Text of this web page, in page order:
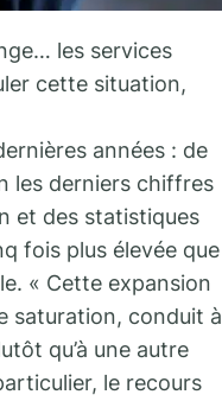
les services
cette situation,
années : de
les derniers chiffres
et des statistiques
fois plus élevée que
« Cette expansion
saturation, conduit à
qu’à une autre
le recours